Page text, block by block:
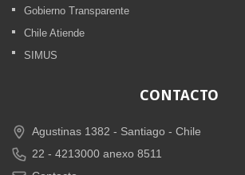
Gobierno Transparente
Chile Atiende
SIMUS
CONTACTO
Agustinas 1382 - Santiago - Chile
22 - 4213000 anexo 8511